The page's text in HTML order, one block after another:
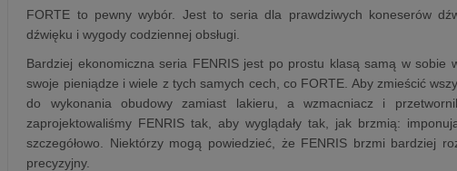
FORTE to pewny wybór. Jest to seria dla prawdziwych koneserów
dźwięku i wygody codziennej obsługi.
Bardziej ekonomiczna seria FENRIS jest po prostu klasą samą w sobie
swoje pieniądze i wiele z tych samych cech, co FORTE. Aby zmieścić
do wykonania obudowy zamiast lakieru, a wzmacniacz i
zaprojektowaliśmy FENRIS tak, aby wyglądały tak, jak brzmią:
szczegółowo. Niektórzy mogą powiedzieć, że FENRIS brzmi bardziej
precyzyjny.